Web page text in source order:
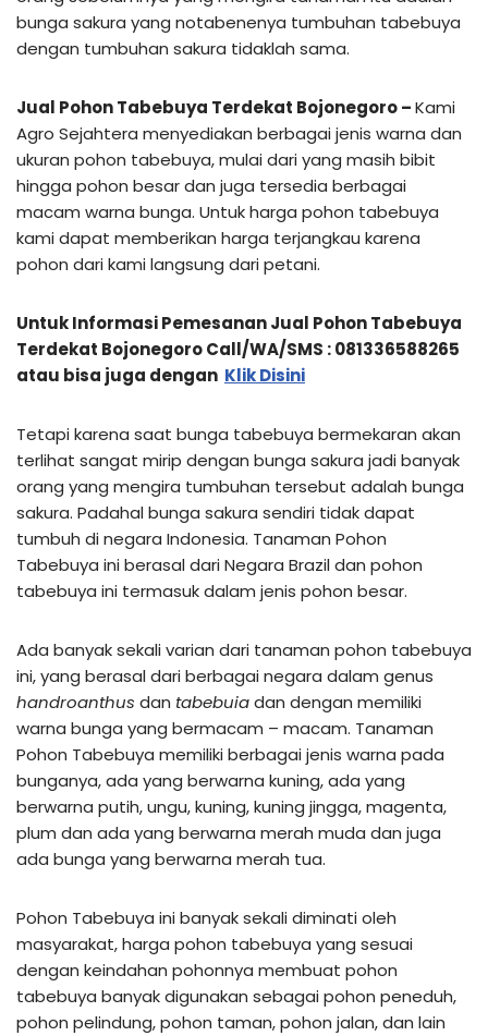
bunga sakura yang notabenenya tumbuhan tabebuya
dengan tumbuhan sakura tidaklah sama.
Jual Pohon Tabebuya Terdekat Bojonegoro –Kami
Agro Sejahtera menyediakan berbagai jenis warna dan
ukuran pohon tabebuya, mulai dari yang masih bibit
hingga pohon besar dan juga tersedia berbagai
macam warna bunga. Untuk harga pohon tabebuya
kami dapat memberikan harga terjangkau karena
pohon dari kami langsung dari petani.
Untuk Informasi Pemesanan Jual Pohon Tabebuya
Terdekat Bojonegoro Call/WA/SMS : 081336588265
atau bisa juga dengan Klik Disini
Tetapi karena saat bunga tabebuya bermekaran akan
terlihat sangat mirip dengan bunga sakura jadi banyak
orang yang mengira tumbuhan tersebut adalah bunga
sakura. Padahal bunga sakura sendiri tidak dapat
tumbuh di negara Indonesia. Tanaman Pohon
Tabebuya ini berasal dari Negara Brazil dan pohon
tabebuya ini termasuk dalam jenis pohon besar.
Ada banyak sekali varian dari tanaman pohon tabebuya
ini, yang berasal dari berbagai negara dalam genus
handroanthus dan tabebuiadan dengan memiliki
warna bunga yang bermacam – macam. Tanaman
Pohon Tabebuya memiliki berbagai jenis warna pada
bunganya, ada yang berwarna kuning, ada yang
berwarna putih, ungu, kuning, kuning jingga, magenta,
plum dan ada yang berwarna merah muda dan juga
ada bunga yang berwarna merah tua.
Pohon Tabebuya ini banyak sekali diminati oleh
masyarakat, harga pohon tabebuya yang sesuai
dengan keindahan pohonnya membuat pohon
tabebuya banyak digunakan sebagai pohon peneduh,
pohon pelindung, pohon taman, pohon jalan, dan lain